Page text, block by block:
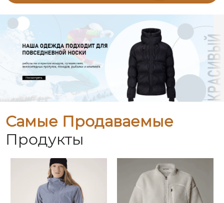
Самые Продаваемые
Продукты